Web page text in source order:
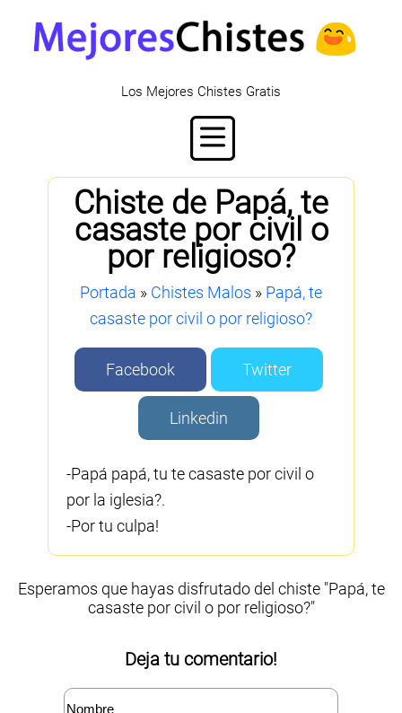
Los Mejores Chistes Gratis
Chiste de Papá, te
casaste por civil o
por religioso?
Portada » Chistes Malos » Papá, te
casaste por civil o por religioso?
Facebook Twitter
Linkedin
-Papá papá, tu te casaste por civil o
por la iglesia?.
-Por tu culpa!
Esperamos que hayas disfrutado del chiste "Papá, te
casaste por civil o por religioso?"
Deja tu comentario!